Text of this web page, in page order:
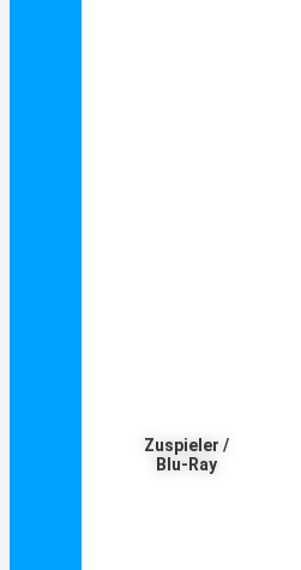
Zuspieler /
Blu-Ray